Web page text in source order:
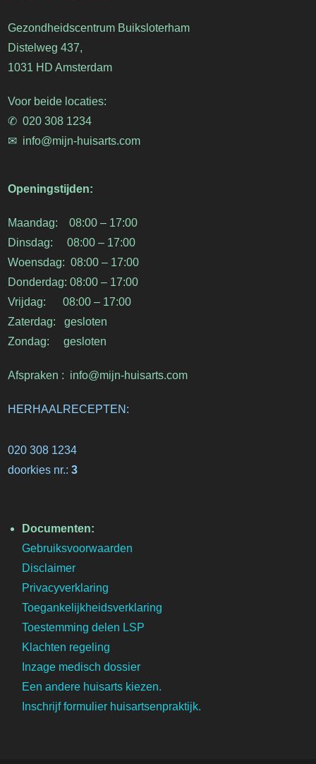
Gezondheidscentrum Buiksloterham
Distelweg 437,
1031 HD Amsterdam
Voor beide locaties:
✆ 020 308 1234
✉︎ info@mijn-huisarts.com
Openingstijden:
Maandag: 08:00 – 17:00
Dinsdag: 08:00 – 17:00
Woensdag: 08:00 – 17:00
Donderdag: 08:00 – 17:00
Vrijdag: 08:00 – 17:00
Zaterdag: gesloten
Zondag: gesloten
Afspraken : info@mijn-huisarts.com
HERHAALRECEPTEN:
020 308 1234
doorkies nr.:3
Documenten:
Gebruiksvoorwaarden
Disclaimer
Privacyverklaring
Toegankelijkheidsverklaring
Toestemming delen LSP
Klachten regeling
Inzage medisch dossier
Een andere huisarts kiezen.
Inschrijf formulier huisartsenpraktijk.